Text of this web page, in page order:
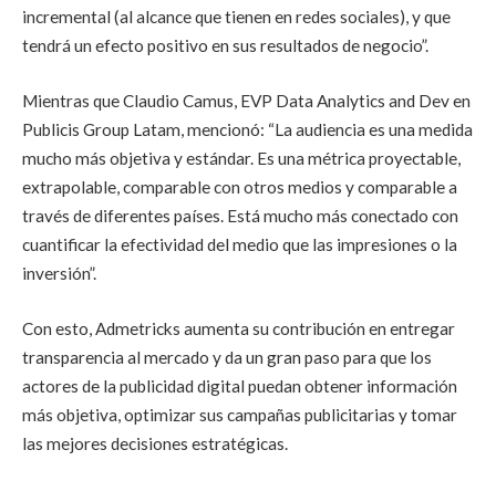
incremental (al alcance que tienen en redes sociales), y que
tendrá un efecto positivo en sus resultados de negocio”.
Mientras que Claudio Camus, EVP Data Analytics and Dev en
Publicis Group Latam, mencionó: “La audiencia es una medida
mucho más objetiva y estándar. Es una métrica proyectable,
extrapolable, comparable con otros medios y comparable a
través de diferentes países. Está mucho más conectado con
cuantificar la efectividad del medio que las impresiones o la
inversión”.
Con esto, Admetricks aumenta su contribución en entregar
transparencia al mercado y da un gran paso para que los
actores de la publicidad digital puedan obtener información
más objetiva, optimizar sus campañas publicitarias y tomar
las mejores decisiones estratégicas.